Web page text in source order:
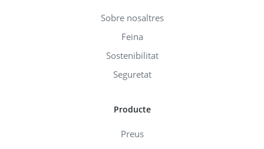
Sobre nosaltres
Feina
Sostenibilitat
Seguretat
Producte
Preus